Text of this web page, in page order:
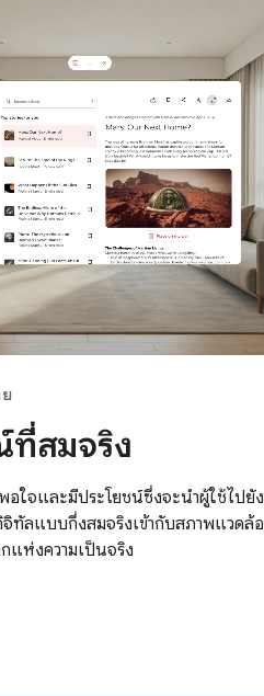
ที่สมจริง
อใจและมีประโยชน์ซึ่งจะนำผู้ใช้ไปยั
ทัลแบบกึ่งสมจริงเข้ากับสภาพแวดล้
แห่งความเป็นจริง